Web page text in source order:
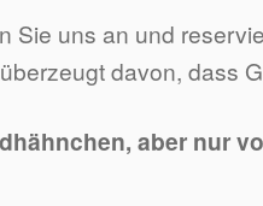
Sie uns an und
davon, dass
aber nur